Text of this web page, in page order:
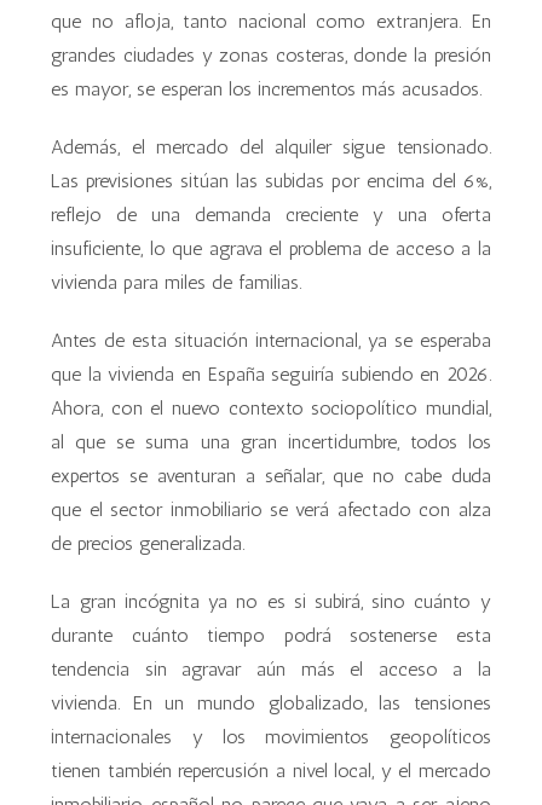
que no afloja, tanto nacional como extranjera. En
grandes ciudades y zonas costeras, donde la presión
es mayor, se esperan los incrementos más acusados.
Además, el mercado del alquiler sigue tensionado.
Las previsiones sitúan las subidas por encima del 6%,
reflejo de una demanda creciente y una oferta
insuficiente, lo que agrava el problema de acceso a la
vivienda para miles de familias.
Antes de esta situación internacional, ya se esperaba
que la vivienda en España seguiría subiendo en 2026.
Ahora, con el nuevo contexto sociopolítico mundial,
al que se suma una gran incertidumbre, todos los
expertos se aventuran a señalar, que no cabe duda
que el sector inmobiliario se verá afectado con alza
de precios generalizada.
La gran incógnita ya no es si subirá, sino cuánto y
durante cuánto tiempo podrá sostenerse esta
tendencia sin agravar aún más el acceso a la
vivienda. En un mundo globalizado, las tensiones
internacionales y los movimientos geopolíticos
tienen también repercusión a nivel local, y el mercado